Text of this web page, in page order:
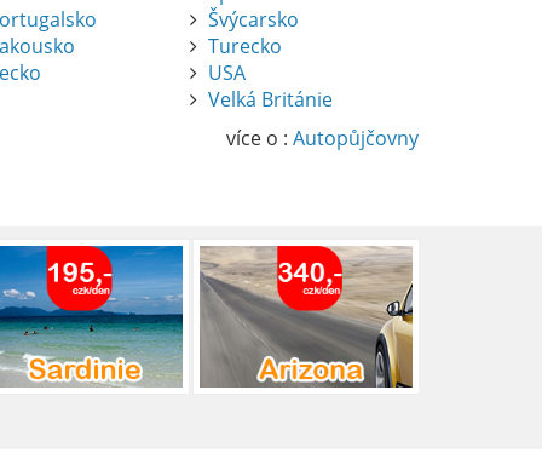
Švýcarsko
Turecko
USA
Velká Británie
více o : Autopůjčovny